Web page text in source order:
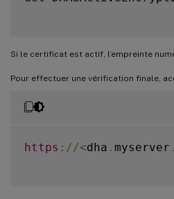
[Y] Yes [N] No
Si le certificat est actif, l’empreinte
Pour effectuer une vérification finale,
https : //<dha . myserver .